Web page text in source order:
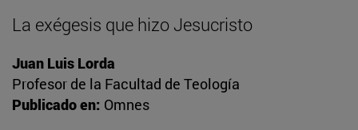
La exégesis que hizo Jesucristo
Juan Luis Lorda
Profesor de la Facultad de Teología
Publicado en: Omnes